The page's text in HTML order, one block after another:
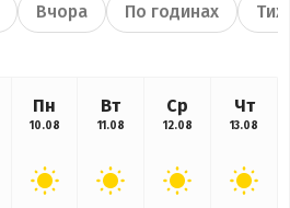
Вчора По годинах
Пн
10.08
Вт
11.08
Ср
12.08
Чт
13.08